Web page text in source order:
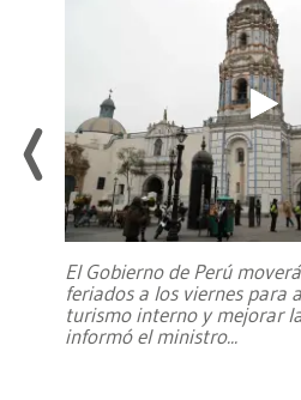
El Gobierno de Perú
feriados a los viernes para
turismo interno y mejorar
informó el ministro...